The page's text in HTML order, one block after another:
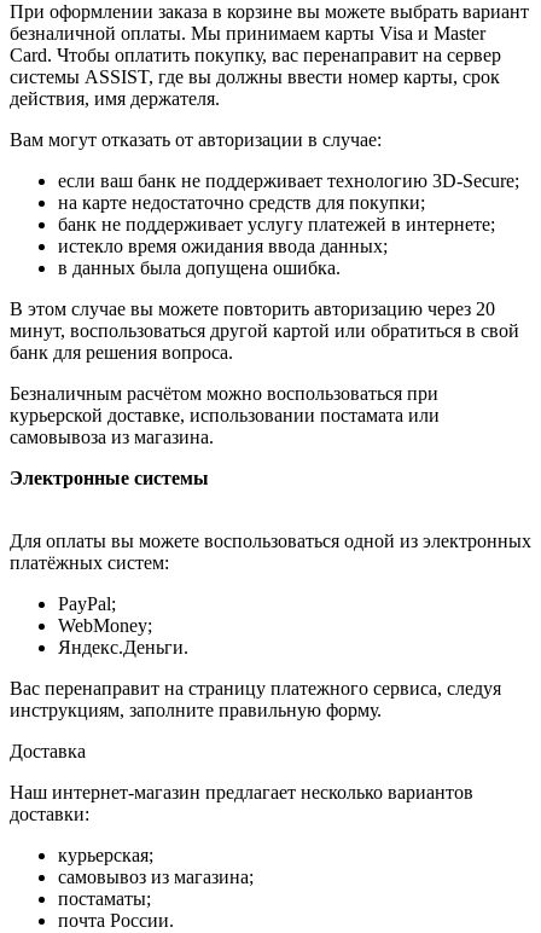
При оформлении заказа в корзине вы можете выбрать вариант
безналичной оплаты. Мы принимаем карты Visa и Master
Card. Чтобы оплатить покупку, вас перенаправит на сервер
системы ASSIST, где вы должны ввести номер карты, срок
действия, имя держателя.
Вам могут отказать от авторизации в случае:
если ваш банк не поддерживает технологию 3D-Secure;
на карте недостаточно средств для покупки;
банк не поддерживает услугу платежей в интернете;
истекло время ожидания ввода данных;
в данных была допущена ошибка.
В этом случае вы можете повторить авторизацию через 20
минут, воспользоваться другой картой или обратиться в свой
банк для решения вопроса.
Безналичным расчётом можно воспользоваться при
курьерской доставке, использовании постамата или
самовывоза из магазина.
Электронные системы
Для оплаты вы можете воспользоваться одной из электронных
платёжных систем:
PayPal;
WebMoney;
Яндекс.Деньги.
Вас перенаправит на страницу платежного сервиса, следуя
инструкциям, заполните правильную форму.
Доставка
Наш интернет-магазин предлагает несколько вариантов
доставки:
курьерская;
самовывоз из магазина;
постаматы;
почта России.